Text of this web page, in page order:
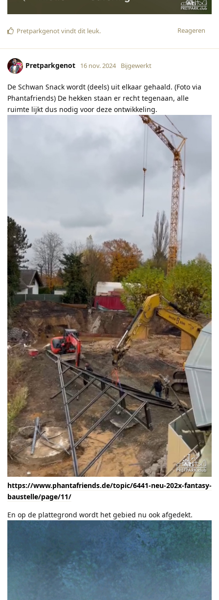
Reageren
Pretparkgenotvindt dit leuk.
Pretparkgenot 16 nov. 2024 Bijgewerkt
De Schwan Snack wordt (deels) uit elkaar gehaald. (Foto via
Phantafriends) De hekken staan er recht tegenaan, alle
ruimte lijkt dus nodig voor deze ontwikkeling.
https://www.phantafriends.de/topic/6441-neu-202x-fantasy-
baustelle/page/11/
En op de plattegrond wordt het gebied nu ook afgedekt.